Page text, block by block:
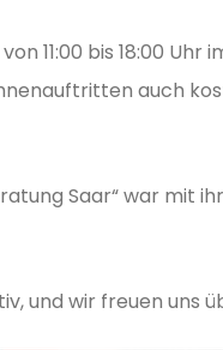
von 11:00 bis 18:00
auch
Saar“ war mit
und wir freuen